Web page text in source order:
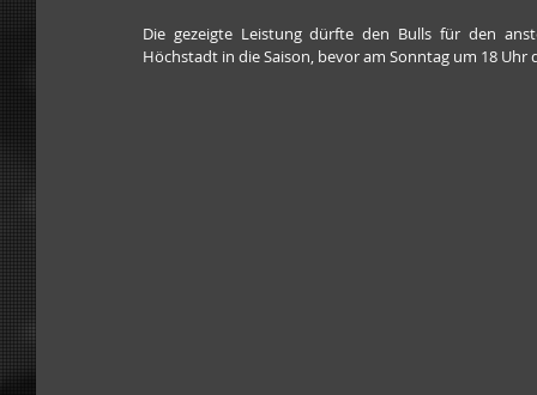
Die gezeigte Leistung dürfte den Bulls für den
Höchstadt in die Saison, bevor am Sonntag um 18